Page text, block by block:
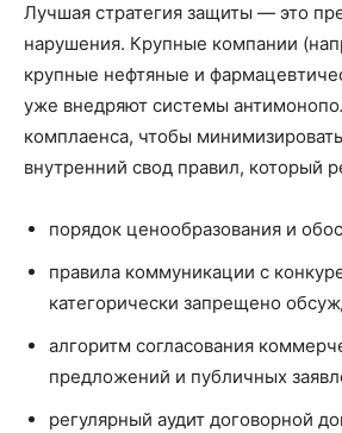
Лучшая стратегия защиты — это
нарушения. Крупные компании
крупные нефтяные и
уже внедряют системы
комплаенса, чтобы
внутренний свод правил, который
порядок ценообразования и
правила коммуникации с
категорически запрещено
алгоритм согласования
предложений и публичных
регулярный аудит договорной